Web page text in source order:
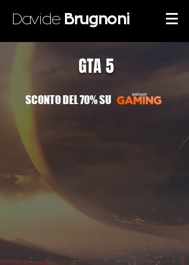
Davide Brugnoni
GTA 5
SCONTO DEL 70% SU